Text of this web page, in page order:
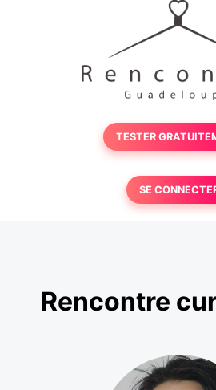
TESTER
SE
Rencontre